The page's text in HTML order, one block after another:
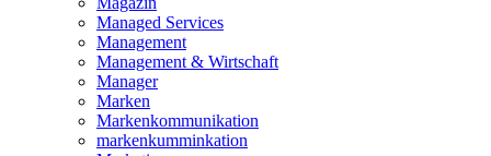
Managed Services
Management
Management & Wirtschaft
Manager
Marken
Markenkommunikation
markenkumminkation